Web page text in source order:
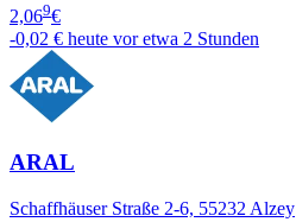
2,069€
-0,02 € heute vor etwa 2 Stunden
ARAL
Schaffhäuser Straße 2-6, 55232 Alzey